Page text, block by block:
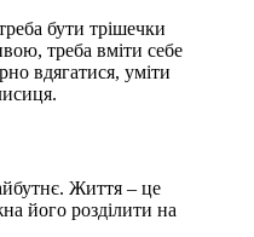
бути трішечки
треба вміти себе
вдягатися, уміти
Життя – це
його розділити на